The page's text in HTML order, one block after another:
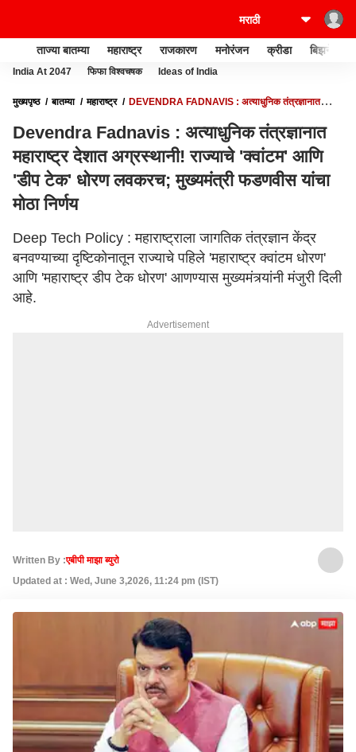
ताज्या बातम्या महाराष्ट्र राजकारण मनोरंजन क्रीडा बिझनेस
India At 2047 फिफा विश्वचषक Ideas of India
मुख्यपृष्ठ बातम्या महाराष्ट्र
DEVENDRA FADNAVIS : अत्याधुनिक तंत्रज्ञानात
यांचा मोठा निर्णय
Devendra Fadnavis : अत्याधुनिक तंत्रज्ञानात
महाराष्ट्र देशात अग्रस्थानी! राज्याचे 'क्वांटम' आणि
'डीप टेक' धोरण लवकरच; मुख्यमंत्री फडणवीस यांचा
मोठा निर्णय
Deep Tech Policy : महाराष्ट्राला जागतिक तंत्रज्ञान केंद्र
बनवण्याच्या दृष्टिकोनातून राज्याचे पहिले 'महाराष्ट्र क्वांटम धोरण'
आणि 'महाराष्ट्र डीप टेक धोरण' आणण्यास मुख्यमंत्र्यांनी मंजुरी दिली
आहे.
Advertisement
Written By :एबीपी माझा ब्युरो
Updated at : Wed, June 3,2026, 11:24 pm (IST)